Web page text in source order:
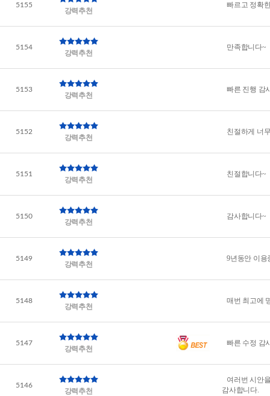
5155
강력추천
빠르고 정확
5154
강력추천
만족합니다~
5153
강력추천
빠른 진행 감
5152
강력추천
친절하게 너
5151
강력추천
친절합니다~
5150
강력추천
감사합니다~
5149
강력추천
9년동안 이용
5148
강력추천
매번 최고에
5147
강력추천
빠른 수정 감
5146
강력추천
여러번 시안
감사합니다.